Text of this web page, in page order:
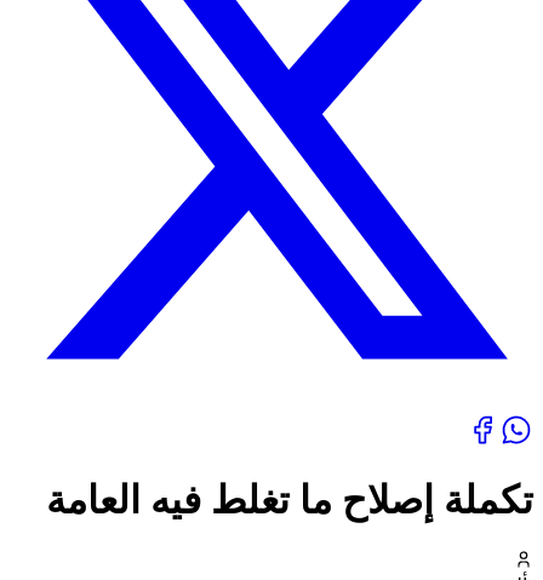
تكملة إصلاح ما تغلط فيه العامة